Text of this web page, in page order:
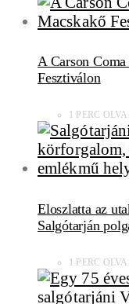
A Carson
Fesztiválon
1 PERC
Eloszlatta az
Salgótarján
1 PERC